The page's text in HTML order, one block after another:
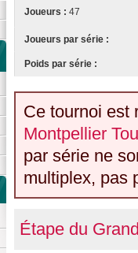
Joueurs : 47
Joueurs par série :
Poids par série :
Ce tournoi est
Montpellier
par série ne
multiplex, pas
Étape du